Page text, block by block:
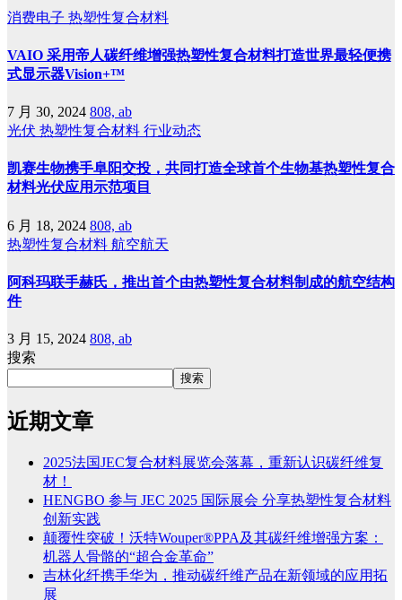
消费电子 热塑性复合材料
VAIO 采用帝人碳纤维增强热塑性复合材料打造世界最轻便携
式显示器Vision+™
7 月 30, 2024 808, ab
光伏 热塑性复合材料 行业动态
凯赛生物携手阜阳交投，共同打造全球首个生物基热塑性复合
材料光伏应用示范项目
6 月 18, 2024 808, ab
热塑性复合材料 航空航天
阿科玛联手赫氏，推出首个由热塑性复合材料制成的航空结构
件
3 月 15, 2024 808, ab
搜索
搜索
近期文章
2025法国JEC复合材料展览会落幕，重新认识碳纤维复
材！
HENGBO 参与 JEC 2025 国际展会 分享热塑性复合材料
创新实践
颠覆性突破！沃特Wouper®PPA及其碳纤维增强方案：
机器人骨骼的“超合金革命”
吉林化纤携手华为，推动碳纤维产品在新领域的应用拓
展